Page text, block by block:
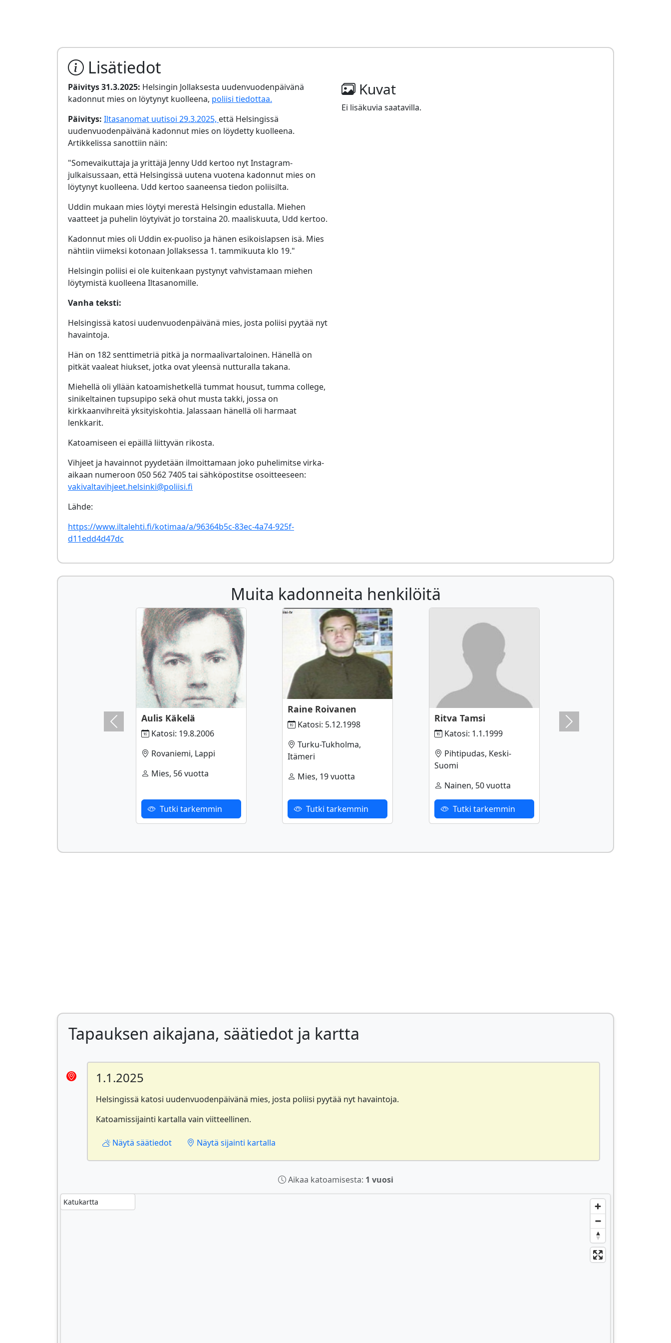
Lisätiedot
Päivitys 31.3.2025: Helsingin Jollaksesta uudenvuodenpäivänä
kadonnut mies on löytynyt kuolleena, poliisi tiedottaa.
Päivitys: Iltasanomat uutisoi 29.3.2025, että Helsingissä
uudenvuodenpäivänä kadonnut mies on löydetty kuolleena.
Artikkelissa sanottiin näin:
"Somevaikuttaja ja yrittäjä Jenny Udd kertoo nyt Instagram-
julkaisussaan, että Helsingissä uutena vuotena kadonnut mies on
löytynyt kuolleena. Udd kertoo saaneensa tiedon poliisilta.
Uddin mukaan mies löytyi merestä Helsingin edustalla. Miehen
vaatteet ja puhelin löytyivät jo torstaina 20. maaliskuuta, Udd kertoo.
Kadonnut mies oli Uddin ex-puoliso ja hänen esikoislapsen isä. Mies
nähtiin viimeksi kotonaan Jollaksessa 1. tammikuuta klo 19."
Helsingin poliisi ei ole kuitenkaan pystynyt vahvistamaan miehen
löytymistä kuolleena Iltasanomille.
Vanha teksti:
Helsingissä katosi uudenvuodenpäivänä mies, josta poliisi pyytää nyt
havaintoja.
Hän on 182 senttimetriä pitkä ja normaalivartaloinen. Hänellä on
pitkät vaaleat hiukset, jotka ovat yleensä nutturalla takana.
Miehellä oli yllään katoamishetkellä tummat housut, tumma college,
sinikeltainen tupsupipo sekä ohut musta takki, jossa on
kirkkaanvihreitä yksityiskohtia. Jalassaan hänellä oli harmaat
lenkkarit.
Katoamiseen ei epäillä liittyvän rikosta.
Vihjeet ja havainnot pyydetään ilmoittamaan joko puhelimitse virka-
aikaan numeroon 050 562 7405 tai sähköpostitse osoitteeseen:
vakivaltavihjeet.helsinki@poliisi.fi
Lähde:
https://www.iltalehti.fi/kotimaa/a/96364b5c-83ec-4a74-925f-
d11edd4d47dc
Kuvat
Ei lisäkuvia saatavilla.
Muita kadonneita henkilöitä
Aulis Käkelä
Katosi: 19.8.2006
Rovaniemi, Lappi
Mies, 56 vuotta
Tutki tarkemmin
Raine Roivanen
Katosi: 5.12.1998
Turku-Tukholma,
Itämeri
Mies, 19 vuotta
Tutki tarkemmin
Ritva Tamsi
Katosi: 1.1.1999
Pihtipudas, Keski-
Suomi
Nainen, 50 vuotta
Tutki tarkemmin
Previous Next
Tapauksen aikajana, säätiedot ja kartta
1.1.2025
Helsingissä katosi uudenvuodenpäivänä mies, josta poliisi pyytää nyt havaintoja.
Katoamissijainti kartalla vain viitteellinen.
Näytä säätiedot Näytä sijainti kartalla
Aikaa katoamisesta: 1 vuosi